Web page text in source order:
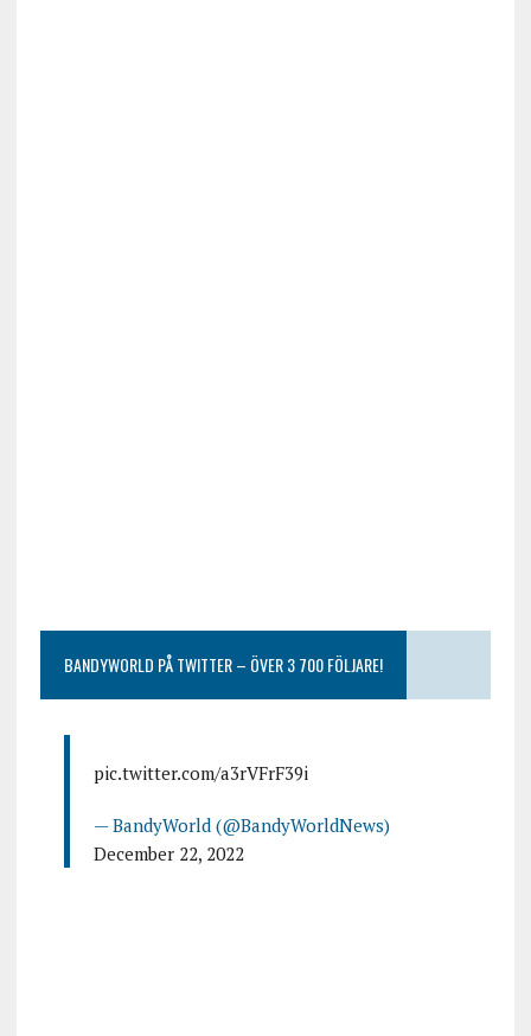
BANDYWORLD PÅ TWITTER – ÖVER 3 700 FÖLJARE!
pic.twitter.com/a3rVFrF39i
— BandyWorld (@BandyWorldNews)
December 22, 2022